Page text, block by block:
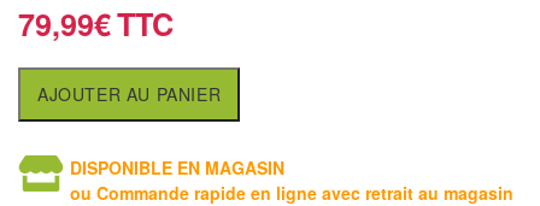
Echiquier
aveugles
d'échecs
79,99€
AJOUTER AU PANIER
DISPONIBLE EN MAGASIN
ou Commande rapide en ligne avec retrait au magasin